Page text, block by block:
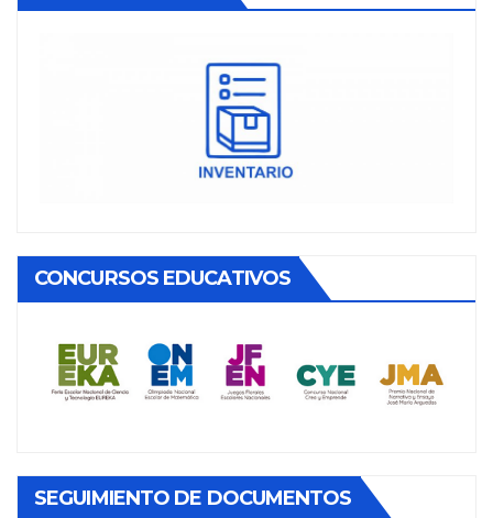
CONCURSOS EDUCATIVOS
SEGUIMIENTO DE DOCUMENTOS